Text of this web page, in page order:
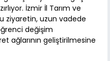
İzmir İl Tarım ve
ziyaretin, uzun vadede
değişim
ağlarının geliştirilmesine